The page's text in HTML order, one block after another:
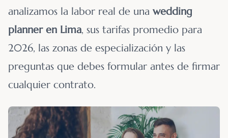
analizamos la labor real de una wedding
planner en Lima, sus tarifas promedio para
2026, las zonas de especialización y las
preguntas que debes formular antes de firmar
cualquier contrato.